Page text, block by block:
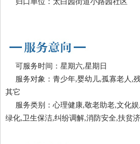
可服务时间：星期六,星期日
服务对象：青少年,婴幼儿,孤寡老人,
其它
服务类别：心理健康,敬老助老,文化
绿化,卫生保洁,纠纷调解,消防安全,扶贫